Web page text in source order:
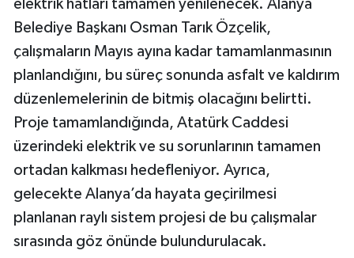
elektrik hatları tamamen yenilenecek. Alanya
Belediye Başkanı Osman Tarık Özçelik,
çalışmaların Mayıs ayına kadar tamamlanmasının
planlandığını, bu süreç sonunda asfalt ve kaldırım
düzenlemelerinin de bitmiş olacağını belirtti.
Proje tamamlandığında, Atatürk Caddesi
üzerindeki elektrik ve su sorunlarının tamamen
ortadan kalkması hedefleniyor. Ayrıca,
gelecekte Alanya’da hayata geçirilmesi
planlanan raylı sistem projesi de bu çalışmalar
sırasında göz önünde bulundurulacak.